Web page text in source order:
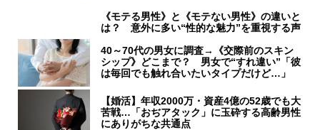
《モテる男性》と《モテない男性》の違いと
は？ 意外に多い“性的な魅力”を重視する声
40～70代の男女に調査→《交際前のスキン
シップ》どこまで？ 男女で“すれ違い”「彼
は毎回でも触れ合いたいタイプだけど…」
【婚活】年収2000万・資産4億の52歳でも大
苦戦…「おぢアタック」に玉砕する高齢男性
にありがちな共通点